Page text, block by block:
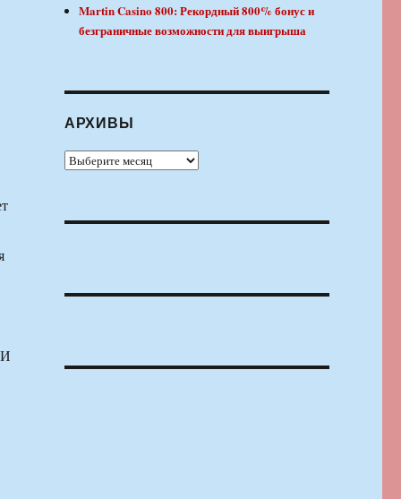
Martin Casino 800: Рекордный 800% бонус и
безграничные возможности для выигрыша
АРХИВЫ
Архивы